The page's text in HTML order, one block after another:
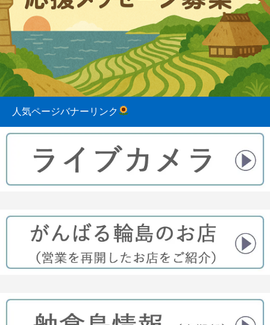
白米千枚田 あぜのきらめき（アルバム）
2023.08.31
今日の白米千枚田
人気ページバナーリンク